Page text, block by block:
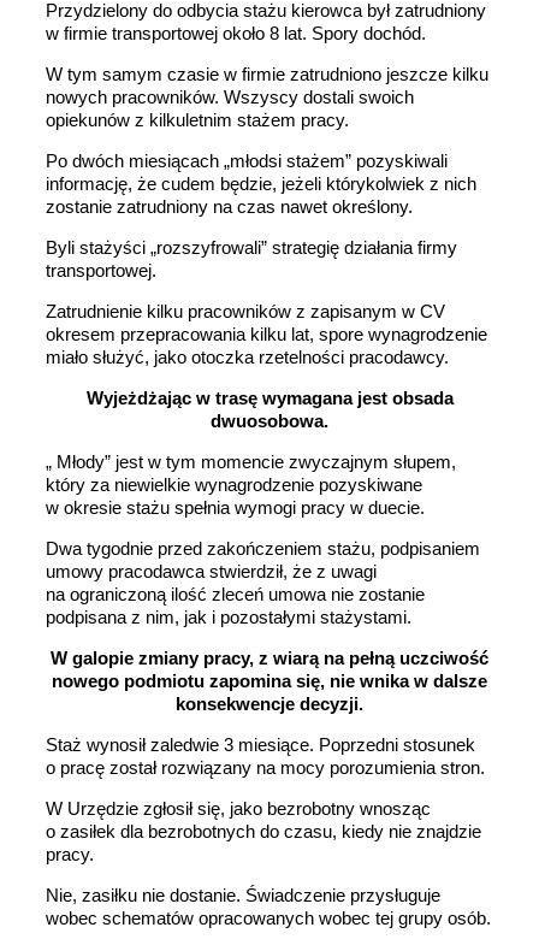
Przydzielony do odbycia stażu kierowca był zatrudniony
w firmie transportowej około 8 lat. Spory dochód.
W tym samym czasie w firmie zatrudniono jeszcze kilku
nowych pracowników. Wszyscy dostali swoich
opiekunów z kilkuletnim stażem pracy.
Po dwóch miesiącach „młodsi stażem” pozyskiwali
informację, że cudem będzie, jeżeli którykolwiek z nich
zostanie zatrudniony na czas nawet określony.
Byli stażyści „rozszyfrowali” strategię działania firmy
transportowej.
Zatrudnienie kilku pracowników z zapisanym w CV
okresem przepracowania kilku lat, spore wynagrodzenie
miało służyć, jako otoczka rzetelności pracodawcy.
Wyjeżdżając w trasę wymagana jest obsada
dwuosobowa.
„ Młody” jest w tym momencie zwyczajnym słupem,
który za niewielkie wynagrodzenie pozyskiwane
w okresie stażu spełnia wymogi pracy w duecie.
Dwa tygodnie przed zakończeniem stażu, podpisaniem
umowy pracodawca stwierdził, że z uwagi
na ograniczoną ilość zleceń umowa nie zostanie
podpisana z nim, jak i pozostałymi stażystami.
W galopie zmiany pracy, z wiarą na pełną uczciwość
nowego podmiotu zapomina się, nie wnika w dalsze
konsekwencje decyzji.
Staż wynosił zaledwie 3 miesiące. Poprzedni stosunek
o pracę został rozwiązany na mocy porozumienia stron.
W Urzędzie zgłosił się, jako bezrobotny wnosząc
o zasiłek dla bezrobotnych do czasu, kiedy nie znajdzie
pracy.
Nie, zasiłku nie dostanie. Świadczenie przysługuje
wobec schematów opracowanych wobec tej grupy osób.